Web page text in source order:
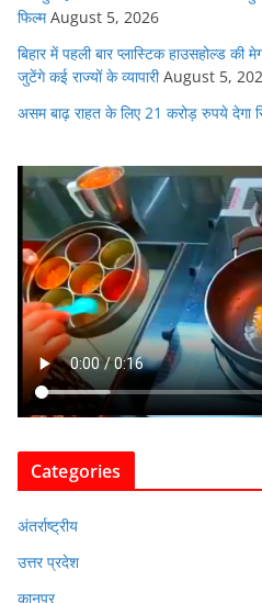
फिल्म August 5, 2026
बिहार में पहली बार प्लास्टिक हाउसहोल्ड
जुटेंगे कई राज्यों के व्यापारी August 5,
असम बाढ़ राहत के लिए 21 करोड़ रुपये देगा
Categories
अंतर्राष्ट्रीय
उत्तर प्रदेश
कानपुर